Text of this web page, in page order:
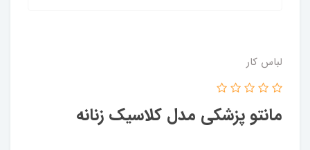
لباس کار
مانتو پزشکی مدل کلاسیک زنانه